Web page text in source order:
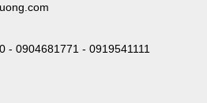
- 0904681771 - 0919541111